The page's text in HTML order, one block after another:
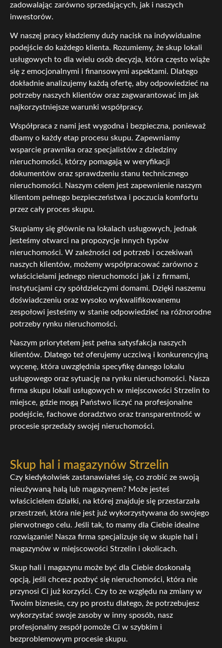
zadowalając zarówno sprzedających, jak i naszych
inwestorów.
W naszej pracy kładziemy duży nacisk na indywidualne
podejście do każdego klienta. Rozumiemy, że skup lokali
usługowych to dla wielu osób decyzja, która często wiąże
się z emocjonalnymi i finansowymi aspektami. Dlatego
dokładnie analizujemy każdą ofertę, aby odpowiedzieć na
potrzeby naszych klientów oraz zagwarantować im jak
najkorzystniejsze warunki współpracy.
Współpraca z nami jest wygodna i bezpieczna, ponieważ
dbamy o każdy etap procesu skupu. Zapewniamy
wsparcie prawnika oraz specjalistów z dziedziny
nieruchomości, którzy pomagają w weryfikacji
dokumentów oraz sprawdzeniu stanu technicznego
nieruchomości. Naszym celem jest zapewnienie naszym
klientom pełnego bezpieczeństwa i poczucia komfortu
przez cały proces skupu.
Skupiamy się głównie na lokalach usługowych, jednak
jesteśmy otwarci na propozycje innych typów
nieruchomości. W zależności od potrzeb i oczekiwań
naszych klientów, możemy współpracować zarówno z
właścicielami jednego nieruchomości jak i z firmami,
instytucjami czy spółdzielczymi domami. Dzięki naszemu
doświadczeniu oraz wysoko wykwalifikowanemu
zespołowi jesteśmy w stanie odpowiedzieć na różnorodne
potrzeby rynku nieruchomości.
Naszym priorytetem jest pełna satysfakcja naszych
klientów. Dlatego też oferujemy uczciwą i konkurencyjną
wycenę, która uwzględnia specyfikę danego lokalu
usługowego oraz sytuację na rynku nieruchomości. Nasza
firma skupu lokali usługowych w miejscowości Strzelin to
miejsce, gdzie mogą Państwo liczyć na profesjonalne
podejście, fachowe doradztwo oraz transparentność w
procesie sprzedaży swojej nieruchomości.
Skup hal i magazynów Strzelin
Czy kiedykolwiek zastanawiałeś się, co zrobić ze swoją
nieużywaną halą lub magazynem? Może jesteś
właścicielem działki, na której znajduje się przestarzała
przestrzeń, która nie jest już wykorzystywana do swojego
pierwotnego celu. Jeśli tak, to mamy dla Ciebie idealne
rozwiązanie! Nasza firma specjalizuje się w skupie hal i
magazynów w miejscowości Strzelin i okolicach.
Skup hali i magazynu może być dla Ciebie doskonałą
opcją, jeśli chcesz pozbyć się nieruchomości, która nie
przynosi Ci już korzyści. Czy to ze względu na zmiany w
Twoim biznesie, czy po prostu dlatego, że potrzebujesz
wykorzystać swoje zasoby w inny sposób, nasz
profesjonalny zespół pomoże Ci w szybkim i
bezproblemowym procesie skupu.